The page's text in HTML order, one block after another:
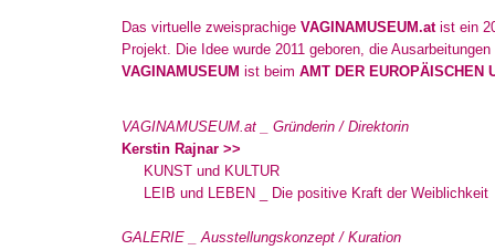
Das virtuelle zweisprachige VAGINAMUSEUM.atist ein
Projekt. Die Idee wurde 2011 geboren, die
VAGINAMUSEUM ist beim AMT DER EUROPÄISCHEN
VAGINAMUSEUM.at _ Gründerin / Direktorin
Kerstin Rajnar >>
KUNST und KULTUR
LEIB und LEBEN _ Die positive Kraft der Weiblichkeit
GALERIE _ Ausstellungskonzept / Kuration